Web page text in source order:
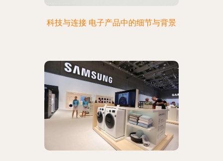
科技与连接 电子产品中的细节与背景